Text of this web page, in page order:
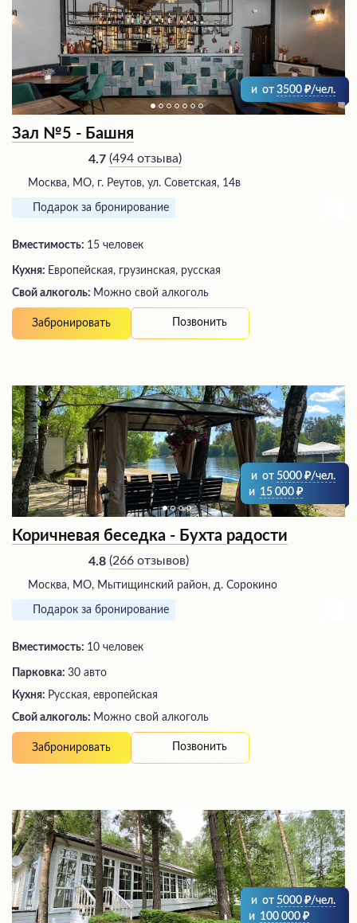
и от 3500 /чел.
Зал №5 - Башня
4.7 (494 отзыва)
Москва, МО, г. Реутов, ул. Советская, 14в
Подарок за бронирование
Вместимость: 15 человек
Кухня: Европейская, грузинская, русская
Свой алкоголь: Можно свой алкоголь
Забронировать Позвонить
и от 5000
/чел.
и 15 000
Коричневая беседка - Бухта радости
4.8 (266 отзывов)
Москва, МО, Мытищинский район, д. Сорокино
Подарок за бронирование
Вместимость: 10 человек
Парковка: 30 авто
Кухня: Русская, европейская
Свой алкоголь: Можно свой алкоголь
Забронировать Позвонить
и от 5000
/чел.
и 100 000